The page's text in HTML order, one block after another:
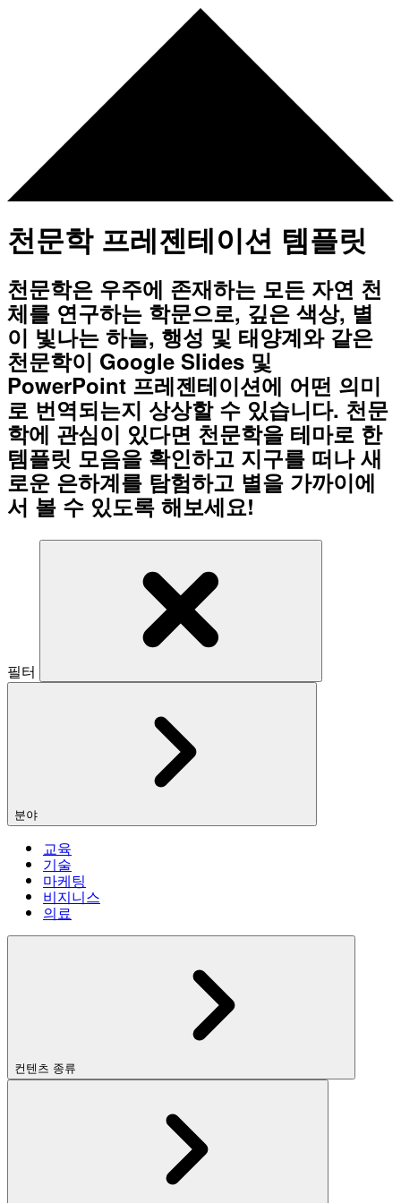
천문학 프레젠테이션 템플릿
천문학은 우주에 존재하는 모든 자연 천
체를 연구하는 학문으로, 깊은 색상, 별
이 빛나는 하늘, 행성 및 태양계와 같은
천문학이 Google Slides 및
PowerPoint 프레젠테이션에 어떤 의미
로 번역되는지 상상할 수 있습니다. 천문
학에 관심이 있다면 천문학을 테마로 한
템플릿 모음을 확인하고 지구를 떠나 새
로운 은하계를 탐험하고 별을 가까이에
서 볼 수 있도록 해보세요!
필터
분야
교육
기술
마케팅
비지니스
의료
컨텐츠 종류